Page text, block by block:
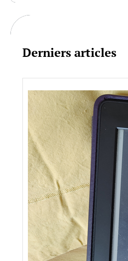
h
Derniers articles
Je bouquine
Sans grande
replongé dans la
« Roy Grace »…